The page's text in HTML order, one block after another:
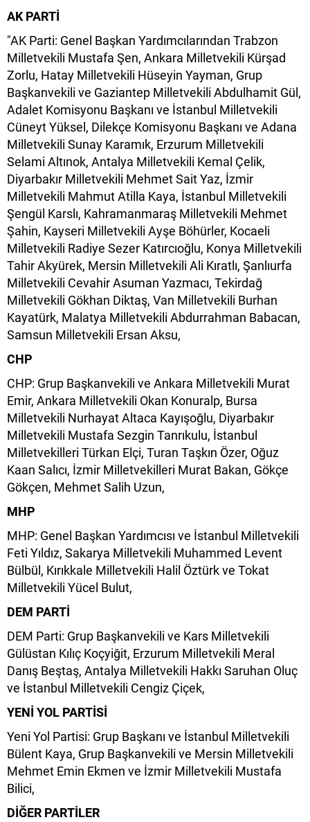
AK PARTİ
"AK Parti: Genel Başkan Yardımcılarından Trabzon
Milletvekili Mustafa Şen, Ankara Milletvekili Kürşad
Zorlu, Hatay Milletvekili Hüseyin Yayman, Grup
Başkanvekili ve Gaziantep Milletvekili Abdulhamit Gül,
Adalet Komisyonu Başkanı ve İstanbul Milletvekili
Cüneyt Yüksel, Dilekçe Komisyonu Başkanı ve Adana
Milletvekili Sunay Karamık, Erzurum Milletvekili
Selami Altınok, Antalya Milletvekili Kemal Çelik,
Diyarbakır Milletvekili Mehmet Sait Yaz, İzmir
Milletvekili Mahmut Atilla Kaya, İstanbul Milletvekili
Şengül Karslı, Kahramanmaraş Milletvekili Mehmet
Şahin, Kayseri Milletvekili Ayşe Böhürler, Kocaeli
Milletvekili Radiye Sezer Katırcıoğlu, Konya Milletvekili
Tahir Akyürek, Mersin Milletvekili Ali Kıratlı, Şanlıurfa
Milletvekili Cevahir Asuman Yazmacı, Tekirdağ
Milletvekili Gökhan Diktaş, Van Milletvekili Burhan
Kayatürk, Malatya Milletvekili Abdurrahman Babacan,
Samsun Milletvekili Ersan Aksu,
CHP
CHP: Grup Başkanvekili ve Ankara Milletvekili Murat
Emir, Ankara Milletvekili Okan Konuralp, Bursa
Milletvekili Nurhayat Altaca Kayışoğlu, Diyarbakır
Milletvekili Mustafa Sezgin Tanrıkulu, İstanbul
Milletvekilleri Türkan Elçi, Turan Taşkın Özer, Oğuz
Kaan Salıcı, İzmir Milletvekilleri Murat Bakan, Gökçe
Gökçen, Mehmet Salih Uzun,
MHP
MHP: Genel Başkan Yardımcısı ve İstanbul Milletvekili
Feti Yıldız, Sakarya Milletvekili Muhammed Levent
Bülbül, Kırıkkale Milletvekili Halil Öztürk ve Tokat
Milletvekili Yücel Bulut,
DEM PARTİ
DEM Parti: Grup Başkanvekili ve Kars Milletvekili
Gülüstan Kılıç Koçyiğit, Erzurum Milletvekili Meral
Danış Beştaş, Antalya Milletvekili Hakkı Saruhan Oluç
ve İstanbul Milletvekili Cengiz Çiçek,
YENİ YOL PARTİSİ
Yeni Yol Partisi: Grup Başkanı ve İstanbul Milletvekili
Bülent Kaya, Grup Başkanvekili ve Mersin Milletvekili
Mehmet Emin Ekmen ve İzmir Milletvekili Mustafa
Bilici,
DİĞER PARTİLER